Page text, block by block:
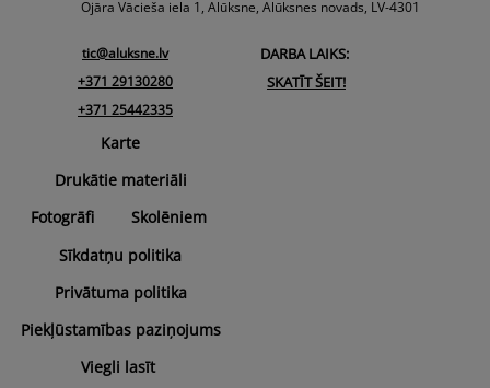
Ojāra Vācieša iela 1, Alūksne, Alūksnes novads, LV-4301
tic@aluksne.lv
+371 29130280
+371 25442335
DARBA LAIKS:
SKATĪT ŠEIT!
Karte
Drukātie materiāli
Fotogrāfi
Skolēniem
Sīkdatņu politika
Privātuma politika
Piekļūstamības paziņojums
Viegli lasīt